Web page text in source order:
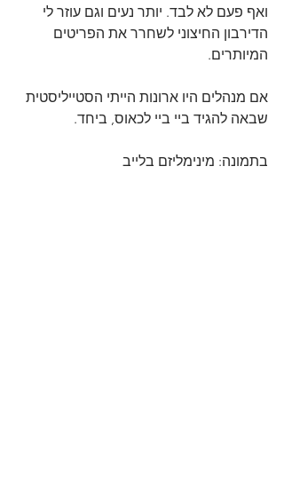
ואף פעם לא לבד. יותר נעים וגם עוזר לי
הדירבון החיצוני לשחרר את הפריטים
המיותרים.
אם מנהלים היו ארונות הייתי הסטייליסטית
שבאה להגיד ביי ביי לכאוס, ביחד.
בתמונה: מינימליזם בלייב